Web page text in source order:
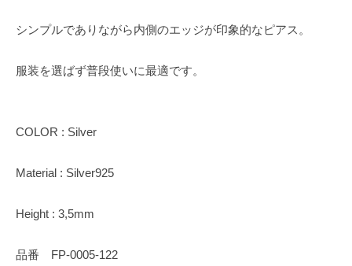
シンプルでありながら内側のエッジが印象的なピアス。
服装を選ばず普段使いに最適です。
COLOR : Silver
Material : Silver925
Height : 3,5mm
品番 FP-0005-122